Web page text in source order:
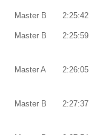
Master B 2:25:42
Master B 2:25:59
Master A 2:26:05
Master B 2:27:37